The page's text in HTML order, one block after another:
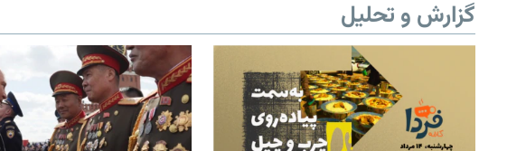
گزارش و تحلیل